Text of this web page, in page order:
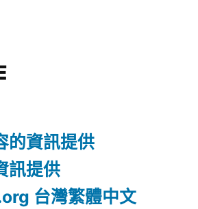
的資訊提供
訊提供
台灣繁體中文